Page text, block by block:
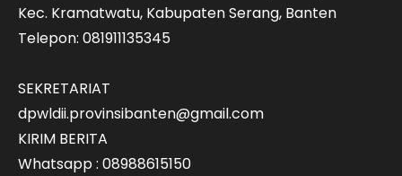
Kec. Kramatwatu, Kabupaten Serang, Banten
Telepon: 081911135345
SEKRETARIAT
dpwldii.provinsibanten@gmail.com
KIRIM BERITA
Whatsapp : 08988615150